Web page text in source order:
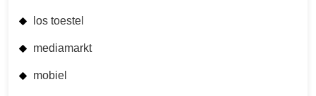
los toestel
mediamarkt
mobiel